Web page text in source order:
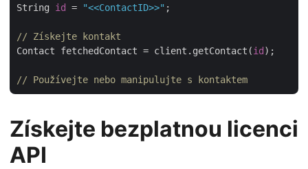
String id = "<<ContactID>>" ;
// Získejte kontakt
Contact fetchedContact = client.getContact(id );
// Používejte nebo manipulujte s kontaktem
Získejte bezplatnou licenci
API